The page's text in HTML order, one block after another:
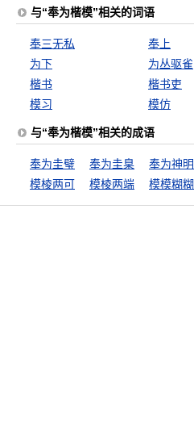
与“奉为楷模”相关的词语
奉三无私 奉上
为下
为丛驱雀
楷书
楷书吏
模习
模仿
与“奉为楷模”相关的成语
奉为圭璧 奉为圭臬 奉为神明
模棱两可
模棱两端 模模糊糊